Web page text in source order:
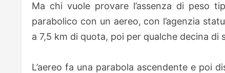
Ma chi vuole provare l’assenza di peso
parabolico con un aereo, con l’agenzia
a 7,5 km di quota, poi per qualche decina
L’aereo fa una parabola ascendente e poi